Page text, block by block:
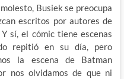
Busiek se preocupa
escritos por autores de
sí, el cómic tiene escenas
repitió en su día, pero
la escena de Batman
nos olvidamos de que ni